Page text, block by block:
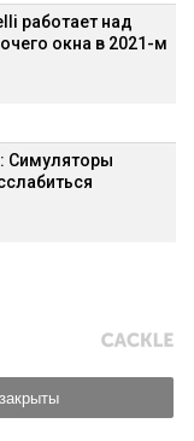
работает над
окна в 2021-м
Симуляторы